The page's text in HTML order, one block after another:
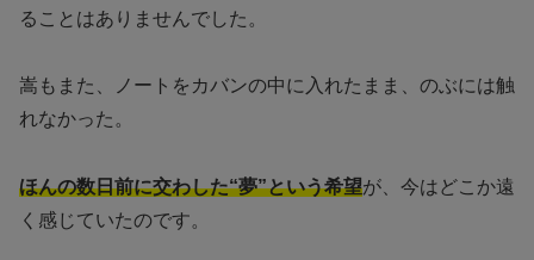
ることはありませんでした。
嵩もまた、ノートをカバンの中に入れたまま、のぶには触
れなかった。
ほんの数日前に交わした“夢”という希望が、今はどこか遠
く感じていたのです。